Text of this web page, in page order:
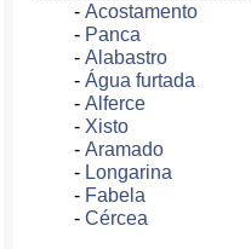
-Acostamento
- Panca
-Alabastro
-Água furtada
-Alferce
- Xisto
-Aramado
- Longarina
- Fabela
-Cércea